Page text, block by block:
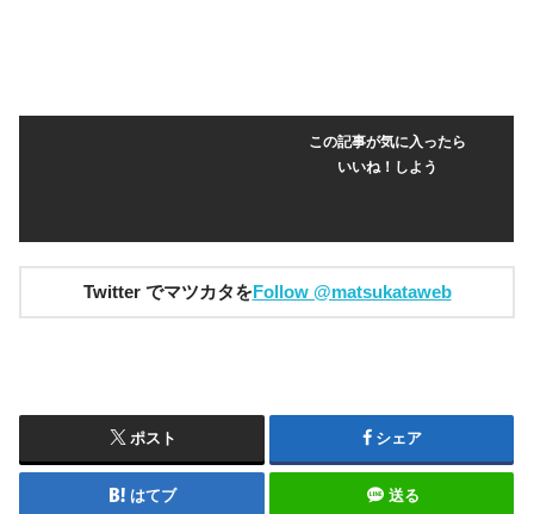
この記事が気に入ったら
いいね！しよう
Twitter でマツカタをFollow @matsukataweb
ポスト シェア
はてブ 送る